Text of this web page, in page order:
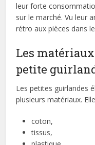
leur forte
sur le marché. Vu leur
rétro aux pièces dans
Les
petite
Les petites guirlandes
plusieurs matériaux.
coton,
tissus,